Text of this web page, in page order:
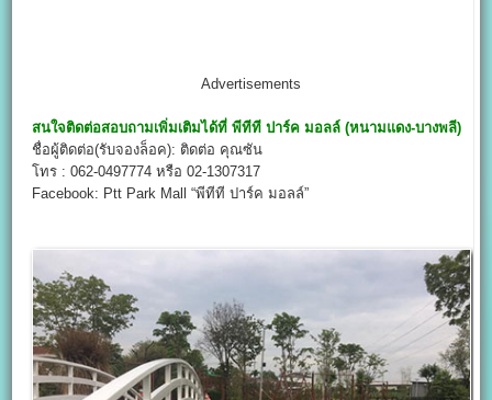
Advertisements
สนใจติดต่อสอบถามเพิ่มเติมได้ที่ พีทีที ปาร์ค มอลล์ (หนามแดง-บางพลี)
ชื่อผู้ติดต่อ(รับจองล็อค): ติดต่อ คุณซัน
โทร : 062-0497774 หรือ 02-1307317
Facebook: Ptt Park Mall “พีทีที ปาร์ค มอลล์”